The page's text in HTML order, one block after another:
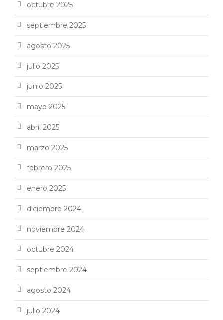
octubre 2025
septiembre 2025
agosto 2025
julio 2025
junio 2025
mayo 2025
abril 2025
marzo 2025
febrero 2025
enero 2025
diciembre 2024
noviembre 2024
octubre 2024
septiembre 2024
agosto 2024
julio 2024